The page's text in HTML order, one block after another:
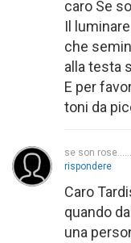
caro Se
Il
che
alla testa
E per
toni da
se son
rispondere
Caro
quando
una